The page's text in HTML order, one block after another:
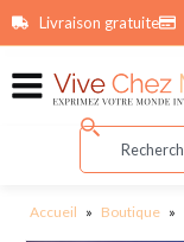
principalLivraison gratuite
Accueil » Boutique »